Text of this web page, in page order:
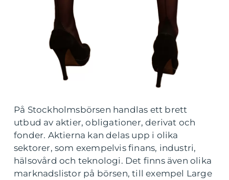
På Stockholmsbörsen handlas ett brett
utbud av aktier, obligationer, derivat och
fonder. Aktierna kan delas upp i olika
sektorer, som exempelvis finans, industri,
hälsovård och teknologi. Det finns även olika
marknadslistor på börsen, till exempel Large